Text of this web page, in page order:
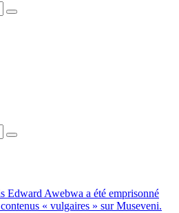
Search
Search
Edward Awebwa a été emprisonné
« vulgaires » sur Museveni.